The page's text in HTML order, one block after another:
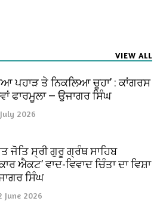
VIEW ALL
ਪਹਾੜ ਤੇ ਨਿਕਲਿਆ ਚੂਹਾ’ : ਕਾਂਗਰਸ
ਫਾਰਮੂਲਾ — ਉਜਾਗਰ ਸਿੰਘ
2026
ਜੋਤਿ ਸ੍ਰੀ ਗੁਰੂ ਗ੍ਰੰਥ ਸਾਹਿਬ
ਐਕਟ’ ਵਾਦ-ਵਿਵਾਦ ਚਿੰਤਾ ਦਾ ਵਿਸ਼ਾ
ਸਿੰਘ
June 2026